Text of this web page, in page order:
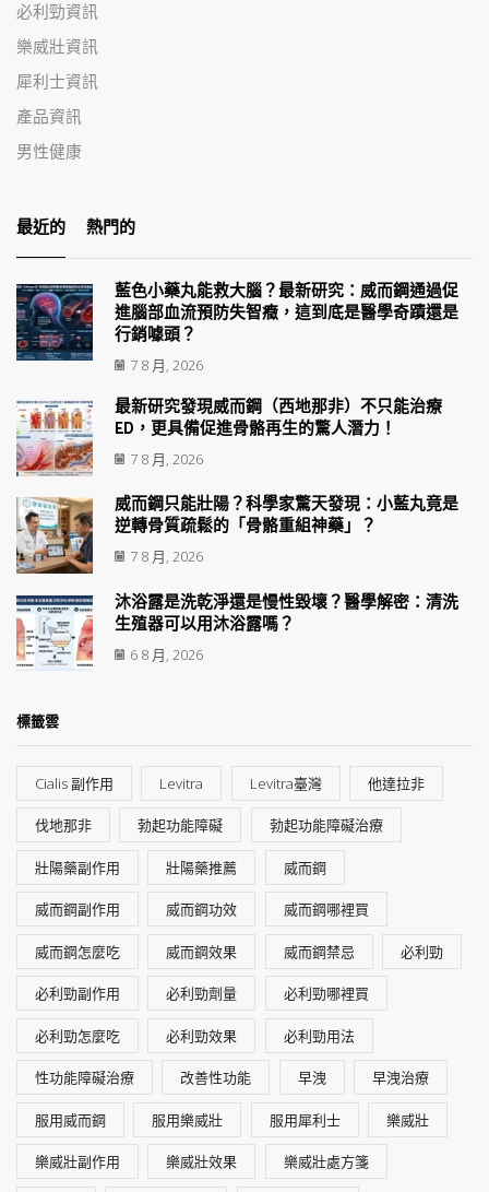
必利勁資訊
樂威壯資訊
犀利士資訊
產品資訊
男性健康
最近的 熱門的
藍色小藥丸能救大腦？最新研究：威而鋼通過促
進腦部血流預防失智癥，這到底是醫學奇蹟還是
行銷噱頭？
7 8 月, 2026
最新研究發現威而鋼（西地那非）不只能治療
ED，更具備促進骨骼再生的驚人潛力！
7 8 月, 2026
威而鋼只能壯陽？科學家驚天發現：小藍丸竟是
逆轉骨質疏鬆的「骨骼重組神藥」？
7 8 月, 2026
沐浴露是洗乾淨還是慢性毀壞？醫學解密：清洗
生殖器可以用沐浴露嗎？
6 8 月, 2026
標籤雲
Cialis 副作用 Levitra Levitra臺灣 他達拉非
伐地那非 勃起功能障礙 勃起功能障礙治療
壯陽藥副作用 壯陽藥推薦 威而鋼
威而鋼副作用 威而鋼功效 威而鋼哪裡買
威而鋼怎麼吃 威而鋼效果 威而鋼禁忌 必利勁
必利勁副作用 必利勁劑量 必利勁哪裡買
必利勁怎麼吃 必利勁效果 必利勁用法
性功能障礙治療 改善性功能 早洩 早洩治療
服用威而鋼 服用樂威壯 服用犀利士 樂威壯
樂威壯副作用 樂威壯效果 樂威壯處方箋